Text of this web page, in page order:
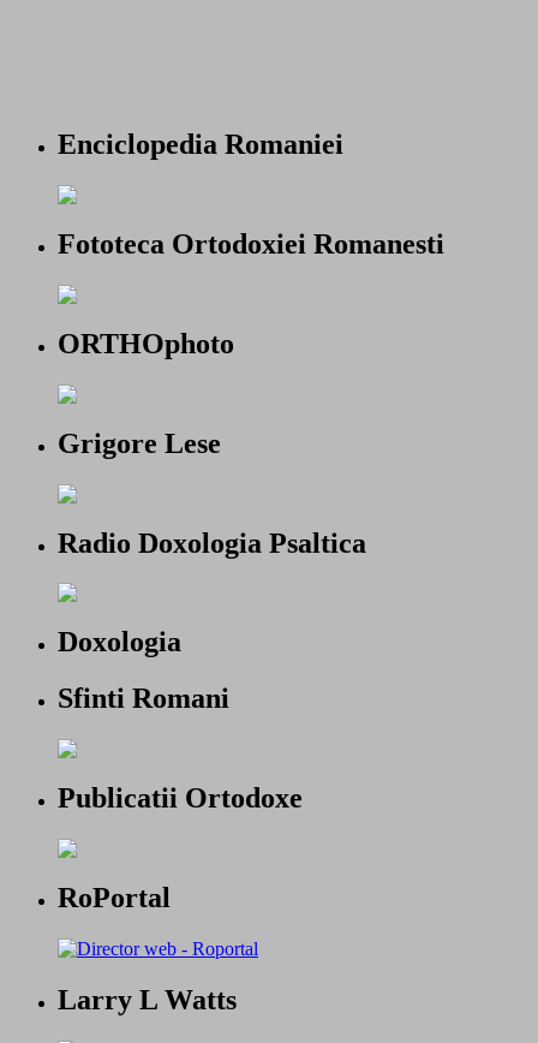
Enciclopedia Romaniei
Fototeca Ortodoxiei Romanesti
ORTHOphoto
Grigore Lese
Radio Doxologia Psaltica
Doxologia
Sfinti Romani
Publicatii Ortodoxe
RoPortal
Larry L Watts